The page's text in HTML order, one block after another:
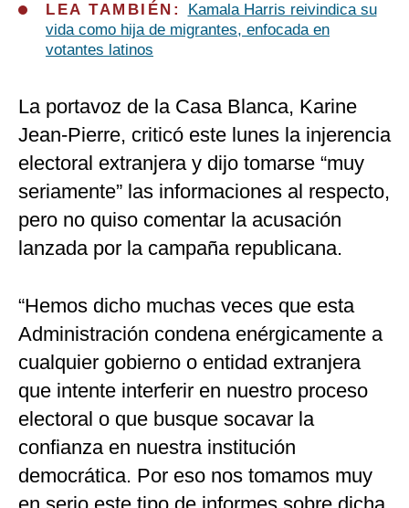
LEA TAMBIÉN:
Kamala Harris reivindica su
vida como hija de migrantes, enfocada en
votantes latinos
La portavoz de la Casa Blanca, Karine
Jean-Pierre, criticó este lunes la injerencia
electoral extranjera y dijo tomarse “muy
seriamente” las informaciones al respecto,
pero no quiso comentar la acusación
lanzada por la campaña republicana.
“Hemos dicho muchas veces que esta
Administración condena enérgicamente a
cualquier gobierno o entidad extranjera
que intente interferir en nuestro proceso
electoral o que busque socavar la
confianza en nuestra institución
democrática. Por eso nos tomamos muy